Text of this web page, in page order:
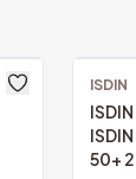
tüm
ISDIN
50+